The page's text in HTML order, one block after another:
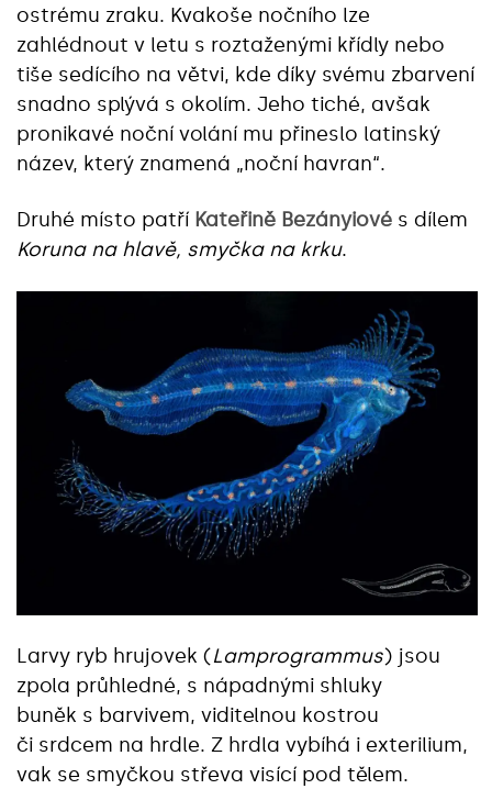
ostrému zraku. Kvakoše nočního lze
zahlédnout v letu s roztaženými křídly nebo
tiše sedícího na větvi, kde díky svému zbarvení
snadno splývá s okolím. Jeho tiché, avšak
pronikavé noční volání mu přineslo latinský
název, který znamená „noční havran“.
Druhé místo patří Kateřině Bezányiové s dílem
Koruna na hlavě, smyčka na krku.
Larvy ryb hrujovek (Lamprogrammus) jsou
zpola průhledné, s nápadnými shluky
buněk s barvivem, viditelnou kostrou
či srdcem na hrdle. Z hrdla vybíhá i exterilium,
vak se smyčkou střeva visící pod tělem.